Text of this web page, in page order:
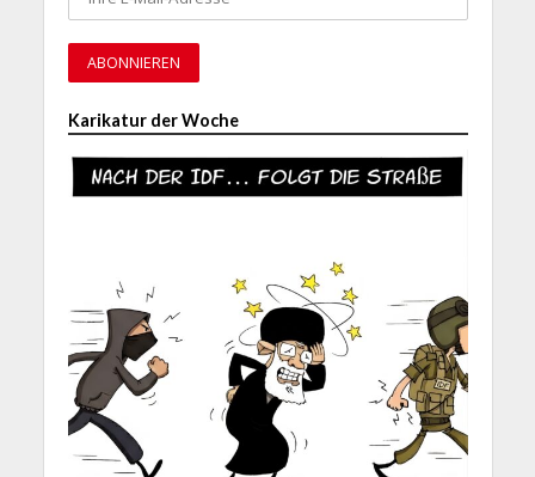
Karikatur der Woche